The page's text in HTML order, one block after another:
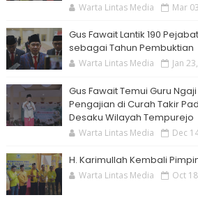
Warta Lintas Media Mar
Gus Fawait Lantik 190
sebagai Tahun Pembuktian
Warta Lintas Media Jan
Gus Fawait Temui Guru
Pengajian di Curah Takir
Desaku Wilayah Tempurejo
Warta Lintas Media Dec
H. Karimullah Kembali
Warta Lintas Media Oct